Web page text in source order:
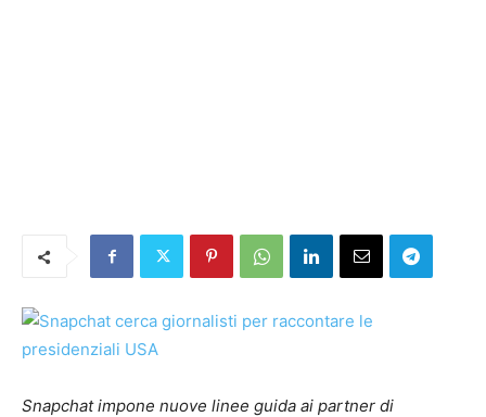
Snapchat impone nuove linee guida ai partner di